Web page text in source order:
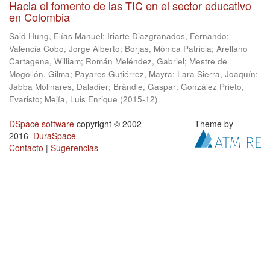
Hacia el fomento de las TIC en el sector educativo
en Colombia
Said Hung, Elías Manuel; Iriarte Diazgranados, Fernando;
Valencia Cobo, Jorge Alberto; Borjas, Mónica Patricia; Arellano
Cartagena, William; Román Meléndez, Gabriel; Mestre de
Mogollón, Gilma; Payares Gutiérrez, Mayra; Lara Sierra, Joaquín;
Jabba Molinares, Daladier; Brändle, Gaspar; González Prieto,
Evaristo; Mejía, Luis Enrique (2015-12)
DSpace software copyright © 2002-
2016 DuraSpace
Contacto | Sugerencias
Theme by